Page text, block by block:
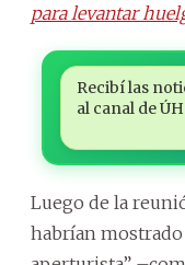
para levantar
Recibí las
al canal de
Luego de la
habrían